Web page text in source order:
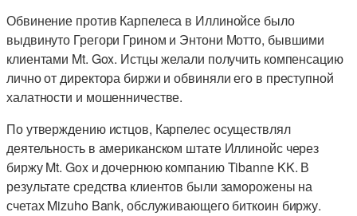
Обвинение против Карпелеса в Иллинойсе было
выдвинуто Грегори Грином и Энтони Мотто, бывшими
клиентами Mt. Gox. Истцы желали получить компенсацию
лично от директора биржи и обвиняли его в преступной
халатности и мошенничестве.
По утверждению истцов, Карпелес осуществлял
деятельность в американском штате Иллинойс через
биржу Mt. Gox и дочернюю компанию Tibanne KK. В
результате средства клиентов были заморожены на
счетах Mizuho Bank, обслуживающего биткоин биржу.